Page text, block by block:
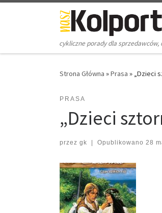
Skip to content
cykliczne porady dla
Strona Główna »Prasa » „Dzieci
PRASA
„Dzieci
przez gk Opublikowano 28